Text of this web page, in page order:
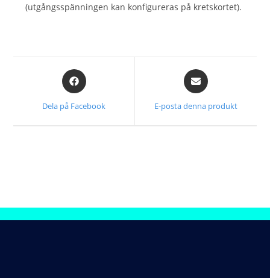
(utgångsspänningen kan konfigureras på kretskortet).
Dela på Facebook E-posta denna produkt